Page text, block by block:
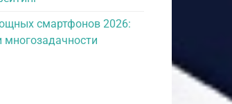
смартфонов 2026:
многозадачности